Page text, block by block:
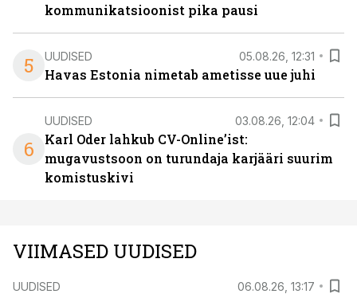
kommunikatsioonist pika pausi
5 UUDISED 05.08.26, 12:31
Havas Estonia nimetab ametisse uue juhi
6
UUDISED 03.08.26, 12:04
Karl Oder lahkub CV-Online’ist:
mugavustsoon on turundaja karjääri suurim
komistuskivi
VIIMASED UUDISED
UUDISED 06.08.26, 13:17